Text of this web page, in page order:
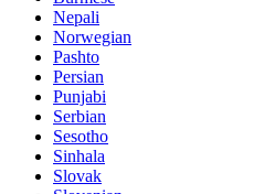
Nepali
Norwegian
Pashto
Persian
Punjabi
Serbian
Sesotho
Sinhala
Slovak